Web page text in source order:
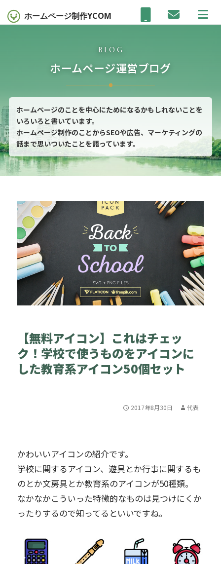
ホームページ制作YCOM
ホームページ運営ブログ
BLOG
ホームページのことを中心にためになるかもしれないことを
いろいろと書いています。
ホームページ制作のことからSEOや広告、マーケティングの
話まで思いついたことを語っています。
【無料アイコン】これはチェッ
ク！学校で使うものをアイコンに
した教育系アイコン50個セット
2017年8月30日 代表
かわいいアイコンの紹介です。
学校に関するアイコン、遊具とか行事に関するも
のとか文房具とか教育系のアイコンが50種類。
なかなかこういった特徴的なものは見つけにくか
ったりするので知ってるといいですね。